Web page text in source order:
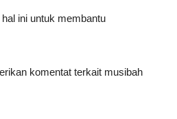
ini untuk membantu
komentat terkait musibah